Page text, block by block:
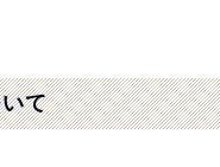
て